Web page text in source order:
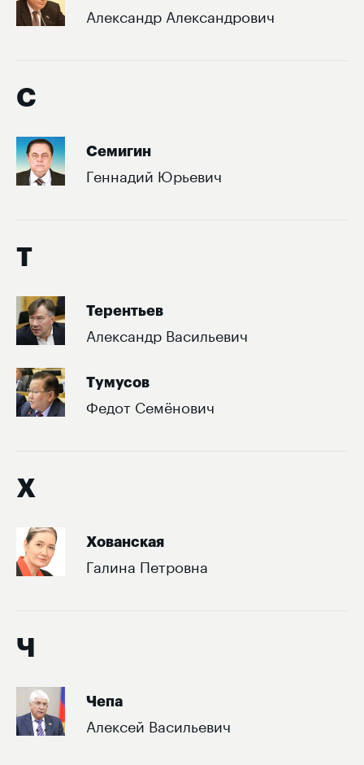
Александр Александрович
С
Семигин
Геннадий Юрьевич
Т
Терентьев
Александр Васильевич
Тумусов
Федот Семёнович
Х
Хованская
Галина Петровна
Ч
Чепа
Алексей Васильевич